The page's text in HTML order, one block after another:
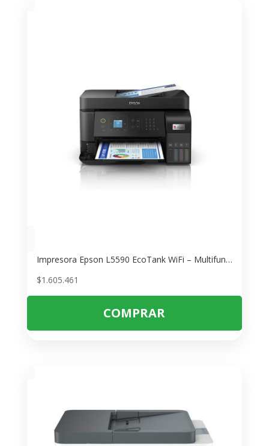
Impresora Epson L5590 EcoTank WiFi – Multifuncional con Fax y Pantalla
$1.605.461
COMPRAR